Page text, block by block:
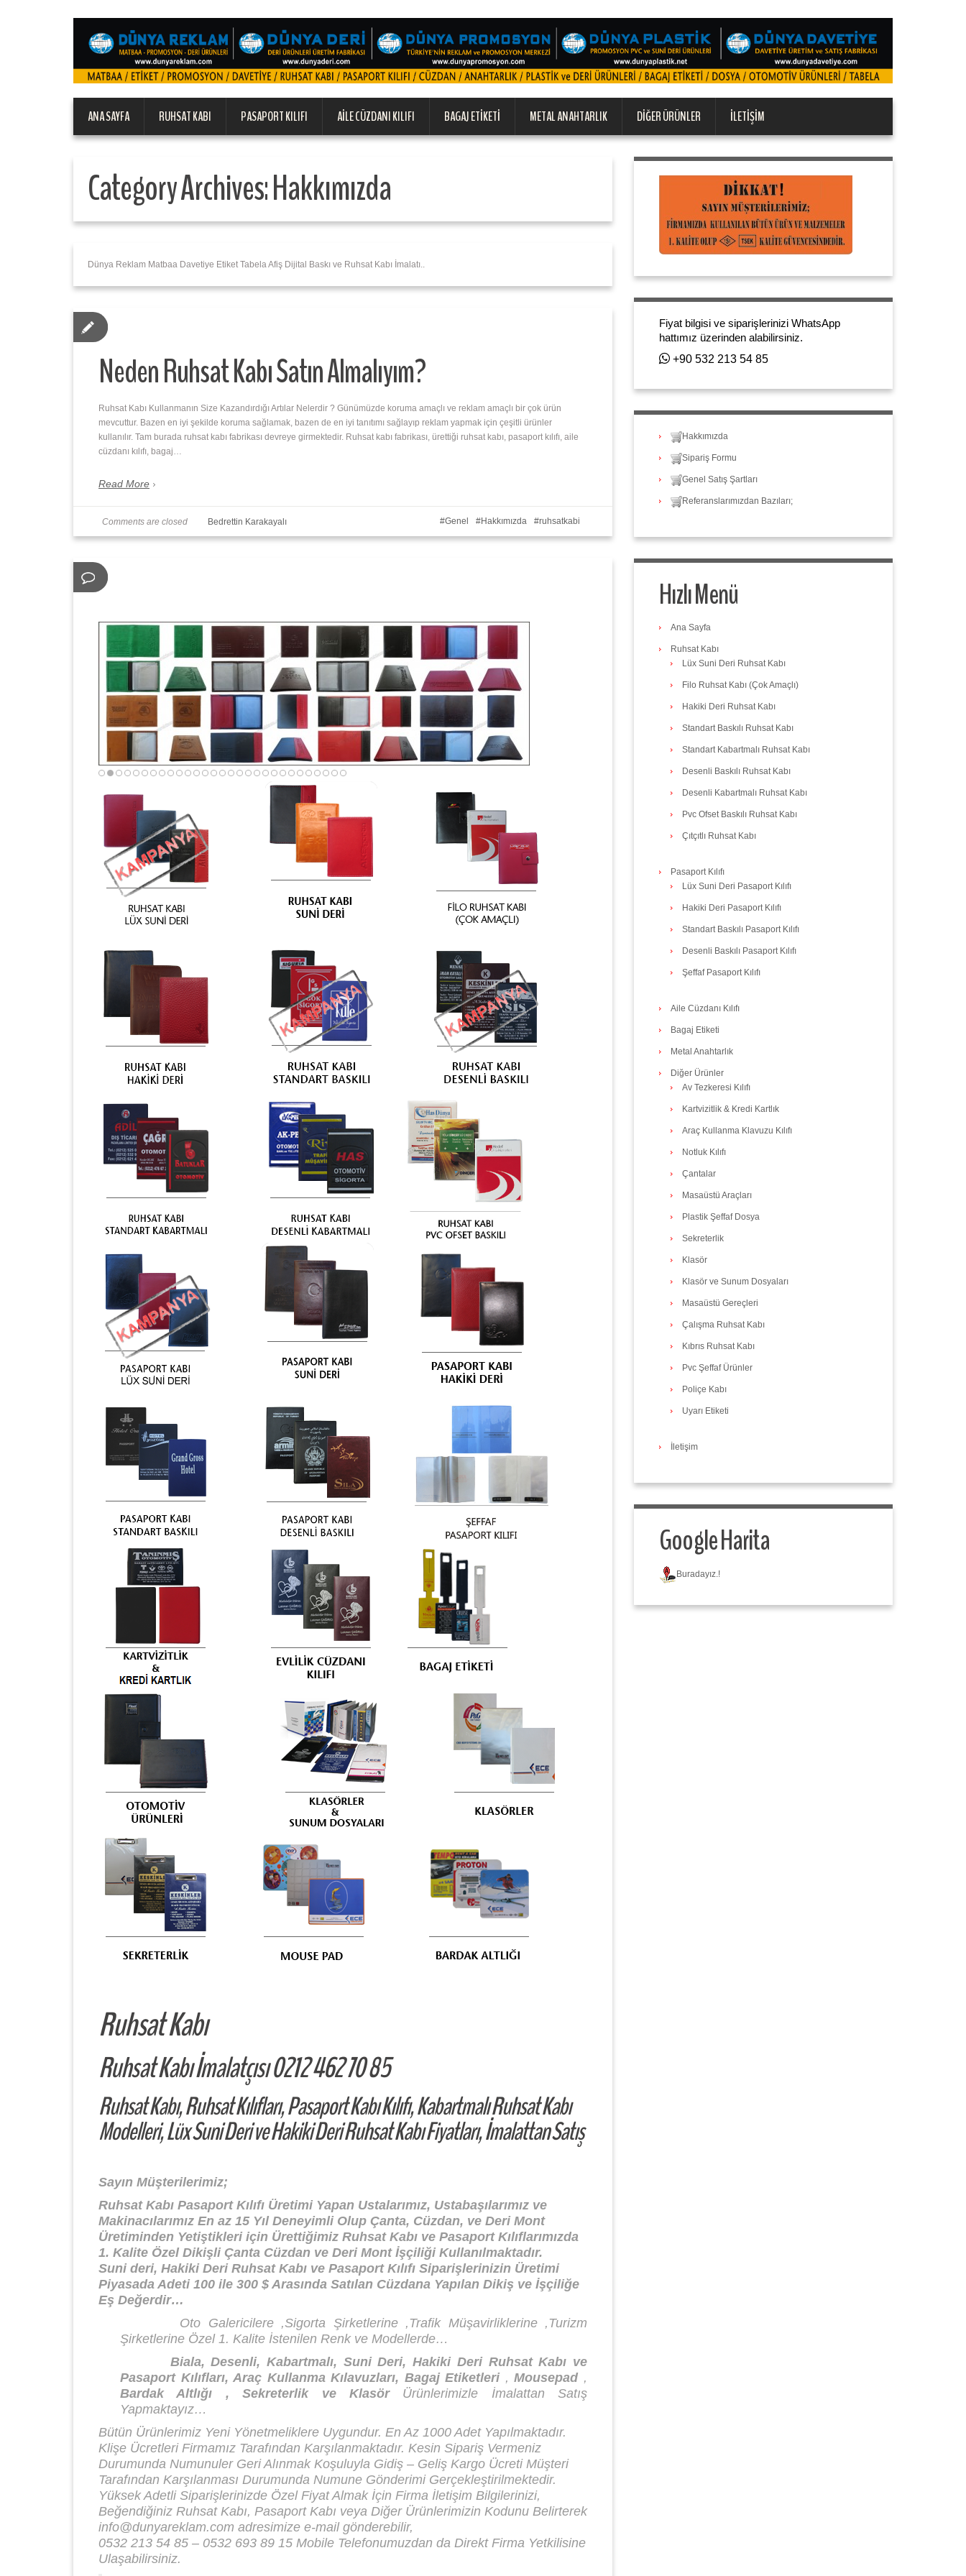
ANA SAYFA RUHSAT KABI PASAPORT KILIFI AILE CÜZDANI KILIFI BAGAJ ETIKETI METAL ANAHTARLIK DIĞER ÜRÜNLER İLETIŞIM
Category Archives:Hakkımızda
Dünya Reklam Matbaa Davetiye Etiket Tabela Afiş Dijital Baskı ve Ruhsat Kabı İmalatı..
Neden Ruhsat Kabı Satın Almalıyım?
Ruhsat Kabı Kullanmanın Size Kazandırdığı Artılar Nelerdir ? Günümüzde koruma amaçlı ve reklam amaçlı bir çok ürün
mevcuttur. Bazen en iyi şekilde koruma sağlamak, bazen de en iyi tanıtımı sağlayıp reklam yapmak için çeşitli ürünler
kullanılır. Tam burada ruhsat kabı fabrikası devreye girmektedir. Ruhsat kabı fabrikası, ürettiği ruhsat kabı, pasaport kılıfı, aile
cüzdanı kılıfı, bagaj…
Read More
Genel Hakkımızda ruhsatkabi
Comments are closed Bedrettin Karakayalı
Ruhsat Kabı
Ruhsat Kabı İmalatçısı 0212 462 70 85
Ruhsat Kabı, Ruhsat Kılıfları, Pasaport Kabı Kılıfı, Kabartmalı Ruhsat Kabı
Modelleri, Lüx Suni Deri ve Hakiki Deri Ruhsat Kabı Fiyatları, İmalattan Satış
Sayın Müşterilerimiz;
Ruhsat Kabı Pasaport Kılıfı Üretimi Yapan Ustalarımız, Ustabaşılarımız ve
Makinacılarımız En az 15 Yıl Deneyimli Olup Çanta, Cüzdan, ve Deri Mont
Üretiminden Yetiştikleri için Ürettiğimiz Ruhsat Kabı ve Pasaport Kılıflarımızda
1. Kalite Özel Dikişli Çanta Cüzdan ve Deri Mont İşçiliği Kullanılmaktadır.
Suni deri, Hakiki Deri Ruhsat Kabı ve Pasaport Kılıfı Siparişlerinizin Üretimi
Piyasada Adeti 100 ile 300 $ Arasında Satılan Cüzdana Yapılan Dikiş ve İşçiliğe
Eş Değerdir…
Oto Galericilere ,Sigorta Şirketlerine ,Trafik Müşavirliklerine ,Turizm
Şirketlerine Özel 1. Kalite İstenilen Renk ve Modellerde…
Biala, Desenli, Kabartmalı, Suni Deri, Hakiki Deri Ruhsat Kabı ve
Pasaport Kılıfları, Araç Kullanma Kılavuzları, Bagaj Etiketleri ,Mousepad ,
Bardak Altlığı , Sekreterlik ve KlasörÜrünlerimizle İmalattan Satış
Yapmaktayız…
Bütün Ürünlerimiz Yeni Yönetmeliklere Uygundur. En Az 1000 Adet Yapılmaktadır.
Klişe Ücretleri Firmamız Tarafından Karşılanmaktadır. Kesin Sipariş Vermeniz
Durumunda Numunuler Geri Alınmak Koşuluyla Gidiş – Geliş Kargo Ücreti Müşteri
Tarafından Karşılanması Durumunda Numune Gönderimi Gerçekleştirilmektedir.
Yüksek Adetli Siparişlerinizde Özel Fiyat Almak İçin Firma İletişim Bilgilerinizi,
Beğendiğiniz Ruhsat Kabı, Pasaport Kabı veya Diğer Ürünlerimizin Kodunu Belirterek
info@dunyareklam.com adresimize e-mail gönderebilir,
0532 213 54 85 – 0532 693 89 15 Mobile Telefonumuzdan da Direkt Firma Yetkilisine
Ulaşabilirsiniz.
Fiyat bilgisi ve siparişlerinizi WhatsApp
hattımız üzerinden alabilirsiniz.
+90 532 213 54 85
Hakkımızda
Sipariş Formu
Genel Satış Şartları
Referanslarımızdan Bazıları;
Hızlı Menü
Ana Sayfa
Ruhsat Kabı
Lüx Suni Deri Ruhsat Kabı
Filo Ruhsat Kabı (Çok Amaçlı)
Hakiki Deri Ruhsat Kabı
Standart Baskılı Ruhsat Kabı
Standart Kabartmalı Ruhsat Kabı
Desenli Baskılı Ruhsat Kabı
Desenli Kabartmalı Ruhsat Kabı
Pvc Ofset Baskılı Ruhsat Kabı
Çıtçıtlı Ruhsat Kabı
Pasaport Kılıfı
Lüx Suni Deri Pasaport Kılıfı
Hakiki Deri Pasaport Kılıfı
Standart Baskılı Pasaport Kılıfı
Desenli Baskılı Pasaport Kılıfı
Şeffaf Pasaport Kılıfı
Aile Cüzdanı Kılıfı
Bagaj Etiketi
Metal Anahtarlık
Diğer Ürünler
Av Tezkeresi Kılıfı
Kartvizitlik & Kredi Kartlık
Araç Kullanma Klavuzu Kılıfı
Notluk Kılıfı
Çantalar
Masaüstü Araçları
Plastik Şeffaf Dosya
Sekreterlik
Klasör
Klasör ve Sunum Dosyaları
Masaüstü Gereçleri
Çalışma Ruhsat Kabı
Kıbrıs Ruhsat Kabı
Pvc Şeffaf Ürünler
Poliçe Kabı
Uyarı Etiketi
İletişim
Google Harita
Buradayız.!